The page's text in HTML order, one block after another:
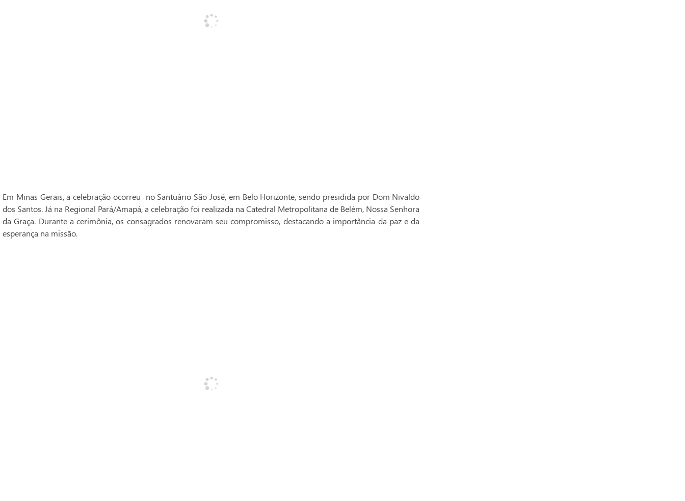
Em Minas Gerais, a celebração ocorreu no Santuário São José, em Belo Horizonte, sendo presidida por Dom Nivaldo
dos Santos. Já na Regional Pará/Amapá, a celebração foi realizada na Catedral Metropolitana de Belém, Nossa Senhora
da Graça. Durante a cerimônia, os consagrados renovaram seu compromisso, destacando a importância da paz e da
esperança na missão.